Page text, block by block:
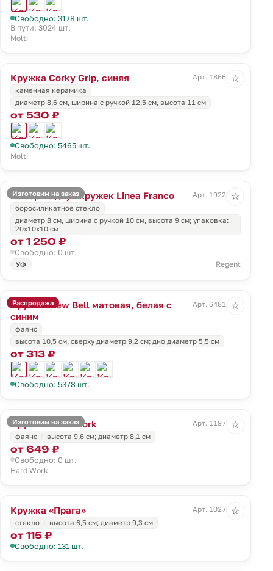
Свободно: 3178 шт.
В пути: 3024 шт.
Molti
Кружка Corky Grip, синяя
Арт. 18664.40
каменная керамика
диаметр 8,6 см, ширина с ручкой 12,5 см, высота 11 см
от 530 ₽
Свободно: 5465 шт.
Molti
☆
Изготовим на заказ
Набор из двух кружек Linea Franco
Арт. 19222.00
боросиликатное стекло
диаметр 8 см, ширина с ручкой 10 см, высота 9 см; упаковка:
20х10х10 см
от 1 250 ₽
Свободно: 0 шт.
УФ Regent
☆
Распродажа
Кружка New Bell матовая, белая с
синим
Арт. 64811.40
фаянс
высота 10,5 см, сверху диаметр 9,2 см; дно диаметр 5,5 см
от 313 ₽
Свободно: 5378 шт.
☆
Изготовим на заказ
Кружка Hard Work
Арт. 11975.00
фаянс
высота 9,6 см; диаметр 8,1 см
от 649 ₽
Свободно: 0 шт.
Hard Work
☆
Кружка «Прага»
Арт. 10270.00
стекло
высота 6,5 см; диаметр 9,3 см
от 115 ₽
Свободно: 131 шт.
☆